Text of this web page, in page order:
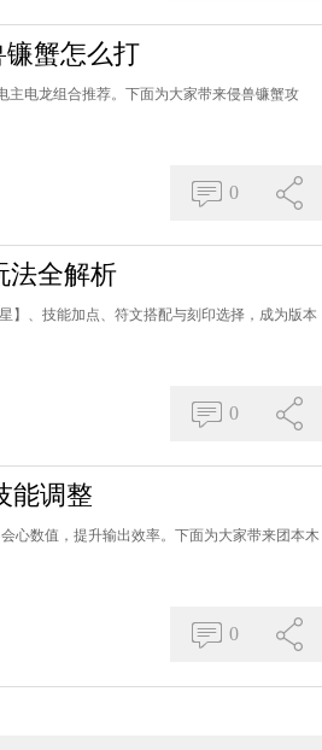
镰蟹怎么打
主电龙组合推荐。下面为大家带来侵兽镰蟹攻
0
法全解析
】、技能加点、符文搭配与刻印选择，成为版本
0
能调整
心数值，提升输出效率。下面为大家带来团本木
0